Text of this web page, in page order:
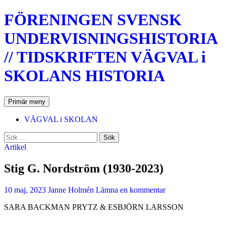
Hoppa
till
innehåll
FÖRENINGEN SVENSK
UNDERVISNINGSHISTORIA
// TIDSKRIFTEN VÄGVAL i
SKOLANS HISTORIA
SökPrimär meny
VÄGVAL i SKOLAN
Sök
efter:
Artikel
Stig G. Nordström (1930-2023)
10 maj, 2023 Janne Holmén Lämna en kommentar
SARA BACKMAN PRYTZ & ESBJÖRN LARSSON